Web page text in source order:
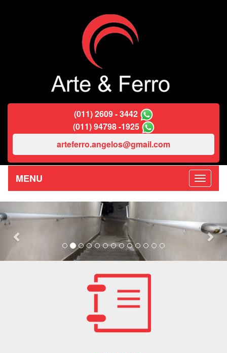
(011) 2609 - 3442
(011) 94798 -1925
arteferro.angelos@gmail.com
MENU